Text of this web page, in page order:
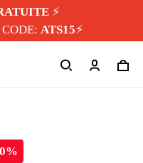
⚡️
CODE: ATS15⚡️